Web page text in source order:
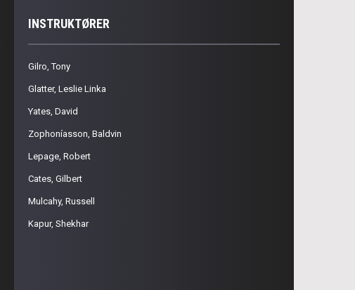
INSTRUKTØRER
Gilro, Tony
Glatter, Leslie Linka
Yates, David
Zophoníasson, Baldvin
Lepage, Robert
Cates, Gilbert
Mulcahy, Russell
Kapur, Shekhar